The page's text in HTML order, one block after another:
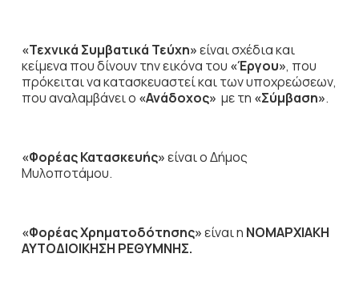
«Τεχνικά Συμβατικά Τεύχη»είναι σχέδια και
κείμενα που δίνουν την εικόνα του «Έργου», που
πρόκειται να κατασκευαστεί και των υποχρεώσεων,
που αναλαμβάνει ο «Ανάδοχος» με τη «Σύμβαση».
«Φορέας Κατασκευής»είναι ο Δήμος
Μυλοποτάμου.
«Φορέας Χρηματοδότησης»είναι η ΝΟΜΑΡΧΙΑΚΗ
ΑΥΤΟΔΙΟΙΚΗΣΗ ΡΕΘΥΜΝΗΣ.